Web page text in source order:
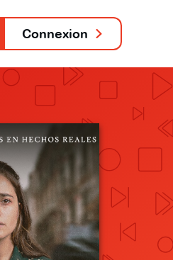
Connexion